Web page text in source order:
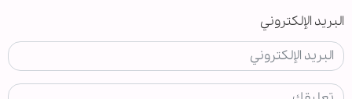
البريد الإلكتروني